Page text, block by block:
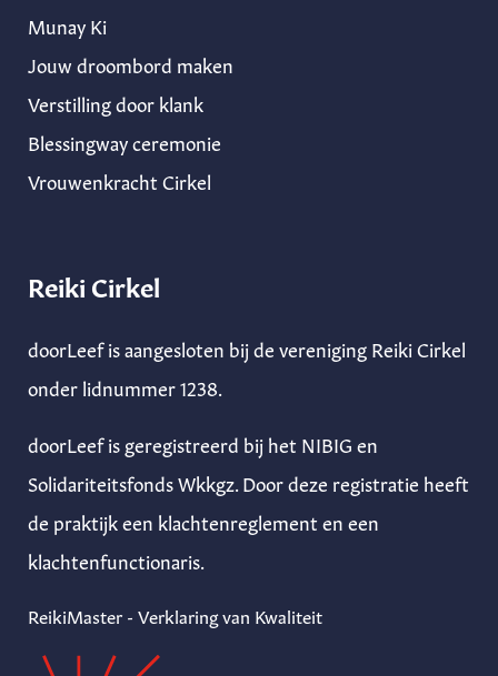
Munay Ki
Jouw droombord maken
Verstilling door klank
Blessingway ceremonie
Vrouwenkracht Cirkel
Reiki Cirkel
doorLeef is aangesloten bij de vereniging Reiki Cirkel
onder lidnummer 1238.
doorLeef is geregistreerd bij het NIBIG en
Solidariteitsfonds Wkkgz. Door deze registratie heeft
de praktijk een klachtenreglement en een
klachtenfunctionaris.
ReikiMaster - Verklaring van Kwaliteit